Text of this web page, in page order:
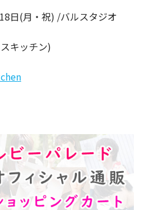
日(月・祝) /バルスタジオ
キッチン)